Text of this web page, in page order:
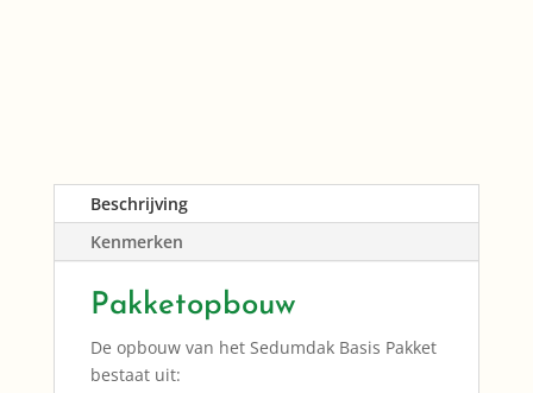
Beschrijving
Kenmerken
Pakketopbouw
De opbouw van het Sedumdak Basis Pakket
bestaat uit: